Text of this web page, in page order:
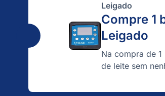
Leigado
Compre 1
Leigado
Na compra de
de leite sem